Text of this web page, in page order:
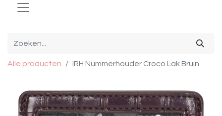
Alle producten IRH Nummerhouder Croco Lak Bruin